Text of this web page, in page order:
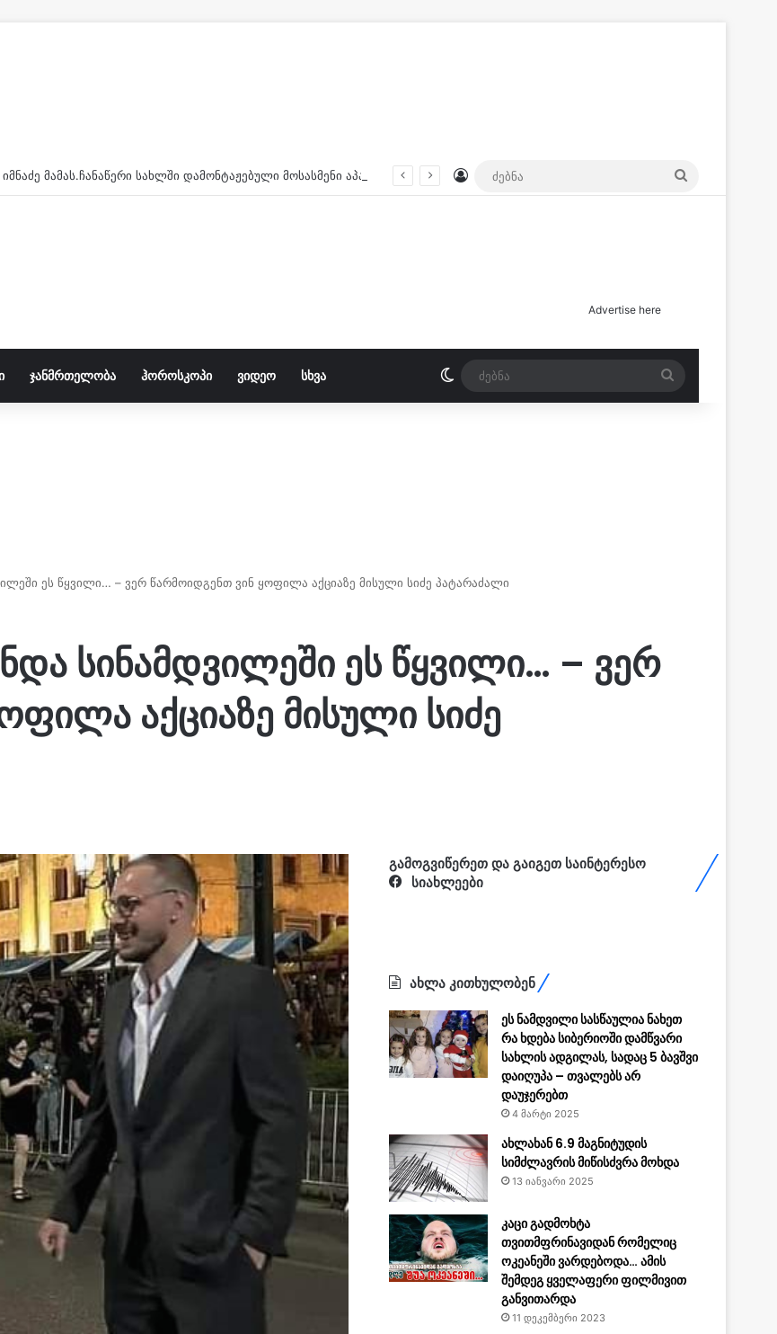
Log In
Advertise here
ჯანმრთელობა ჰოროსკოპი ვიდეო სხვა Switch skin
ეს წყვილი… – ვერ წარმოიდგენთ ვინ ყოფილა აქციაზე მისული სიძე პატარაძალი
სინამდვილეში ეს წყვილი… – ვერ
აქციაზე მისული სიძე
გამოგვიწერეთ და გაიგეთ საინტერესო
სიახლეები
ახლა კითხულობენ
ეს ნამდვილი სასწაულია ნახეთ
რა ხდება სიბერიოში დამწვარი
სახლის ადგილას, სადაც 5 ბავშვი
დაიღუპა – თვალებს არ
დაუჯერებთ
4 მარტი 2025
ახლახან 6.9 მაგნიტუდის
სიმძლავრის მიწისძვრა მოხდა
13 იანვარი 2025
კაცი გადმოხტა
თვითმფრინავიდან რომელიც
ოკეანეში ვარდებოდა… ამის
შემდეგ ყველაფერი ფილმივით
განვითარდა
11 დეკემბერი 2023